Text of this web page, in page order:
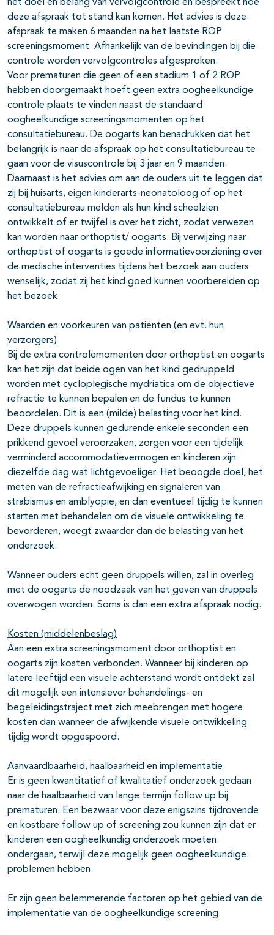
het doel en belang van vervolgcontrole en bespreekt hoe
deze afspraak tot stand kan komen. Het advies is deze
afspraak te maken 6 maanden na het laatste ROP
screeningsmoment. Afhankelijk van de bevindingen bij die
controle worden vervolgcontroles afgesproken.
Voor prematuren die geen of een stadium 1 of 2 ROP
hebben doorgemaakt hoeft geen extra oogheelkundige
controle plaats te vinden naast de standaard
oogheelkundige screeningsmomenten op het
consultatiebureau. De oogarts kan benadrukken dat het
belangrijk is naar de afspraak op het consultatiebureau te
gaan voor de visuscontrole bij 3 jaar en 9 maanden.
Daarnaast is het advies om aan de ouders uit te leggen dat
zij bij huisarts, eigen kinderarts-neonatoloog of op het
consultatiebureau melden als hun kind scheelzien
ontwikkelt of er twijfel is over het zicht, zodat verwezen
kan worden naar orthoptist/ oogarts. Bij verwijzing naar
orthoptist of oogarts is goede informatievoorziening over
de medische interventies tijdens het bezoek aan ouders
wenselijk, zodat zij het kind goed kunnen voorbereiden op
het bezoek.
Waarden en voorkeuren van patiënten (en evt. hun
verzorgers)
Bij de extra controlemomenten door orthoptist en oogarts
kan het zijn dat beide ogen van het kind gedruppeld
worden met cycloplegische mydriatica om de objectieve
refractie te kunnen bepalen en de fundus te kunnen
beoordelen. Dit is een (milde) belasting voor het kind.
Deze druppels kunnen gedurende enkele seconden een
prikkend gevoel veroorzaken, zorgen voor een tijdelijk
verminderd accommodatievermogen en kinderen zijn
diezelfde dag wat lichtgevoeliger. Het beoogde doel, het
meten van de refractieafwijking en signaleren van
strabismus en amblyopie, en dan eventueel tijdig te kunnen
starten met behandelen om de visuele ontwikkeling te
bevorderen, weegt zwaarder dan de belasting van het
onderzoek.
Wanneer ouders echt geen druppels willen, zal in overleg
met de oogarts de noodzaak van het geven van druppels
overwogen worden. Soms is dan een extra afspraak nodig.
Kosten (middelenbeslag)
Aan een extra screeningsmoment door orthoptist en
oogarts zijn kosten verbonden. Wanneer bij kinderen op
latere leeftijd een visuele achterstand wordt ontdekt zal
dit mogelijk een intensiever behandelings- en
begeleidingstraject met zich meebrengen met hogere
kosten dan wanneer de afwijkende visuele ontwikkeling
tijdig wordt opgespoord.
Aanvaardbaarheid, haalbaarheid en implementatie
Er is geen kwantitatief of kwalitatief onderzoek gedaan
naar de haalbaarheid van lange termijn follow up bij
prematuren. Een bezwaar voor deze enigszins tijdrovende
en kostbare follow up of screening zou kunnen zijn dat er
kinderen een oogheelkundig onderzoek moeten
ondergaan, terwijl deze mogelijk geen oogheelkundige
problemen hebben.
Er zijn geen belemmerende factoren op het gebied van de
implementatie van de oogheelkundige screening.